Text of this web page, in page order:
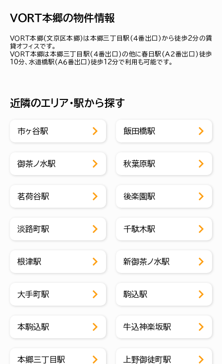
ＶＯＲＴ本郷の物件情報
ＶＯＲＴ本郷(文京区本郷)は本郷三丁目駅(４番出口)から徒歩2分の賃
貸オフィスです。
ＶＯＲＴ本郷は本郷三丁目駅(４番出口)の他に春日駅(Ａ２番出口)徒歩
10分、水道橋駅(Ａ６番出口)徒歩12分で利用も可能です。
近隣のエリア・駅から探す
市ヶ谷駅 飯田橋駅
御茶ノ水駅 秋葉原駅
茗荷谷駅 後楽園駅
淡路町駅 千駄木駅
根津駅 新御茶ノ水駅
大手町駅 駒込駅
本駒込駅 牛込神楽坂駅
本郷三丁目駅 上野御徒町駅